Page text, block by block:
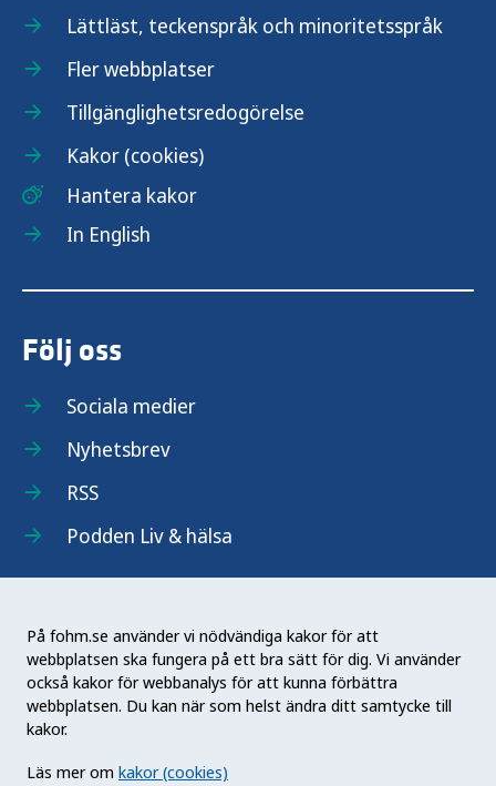
På fohm.se använder vi nödvändiga kakor för att
webbplatsen ska fungera på ett bra sätt för dig. Vi använder
också kakor för webbanalys för att kunna förbättra
webbplatsen. Du kan när som helst ändra ditt samtycke till
kakor.
Läs mer om kakor (cookies)
Lättläst, teckenspråk och minoritetsspråk
Fler webbplatser
Tillgänglighetsredogörelse
Kakor (cookies)
Hantera kakor
In English
Följ oss
Sociala medier
Nyhetsbrev
RSS
Podden Liv & hälsa
Folkhälsomyndigheten (Fohm) är en nationell
kunskapsmyndighet som arbetar för en bättre
folkhälsa. Det gör myndigheten genom att